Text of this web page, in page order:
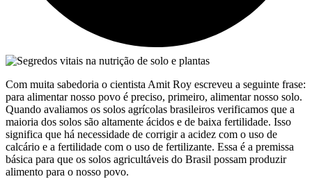
Com muita sabedoria o cientista Amit Roy escreveu a seguinte frase:
para alimentar nosso povo é preciso, primeiro, alimentar nosso solo.
Quando avaliamos os solos agrícolas brasileiros verificamos que a
maioria dos solos são altamente ácidos e de baixa fertilidade. Isso
significa que há necessidade de corrigir a acidez com o uso de
calcário e a fertilidade com o uso de fertilizante. Essa é a premissa
básica para que os solos agricultáveis do Brasil possam produzir
alimento para o nosso povo.